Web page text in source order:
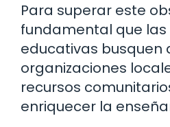
Para superar este
fundamental que las
educativas busquen
organizaciones
recursos
enriquecer la